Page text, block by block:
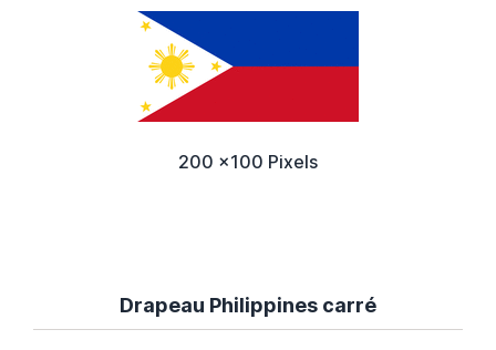
200 x100 Pixels
Drapeau Philippines carré